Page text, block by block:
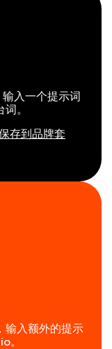
输入一个提示词
。
存到品牌套
输入额外的提示
。